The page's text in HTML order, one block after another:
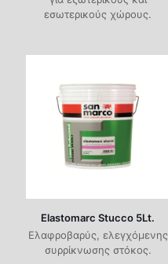
εσωτερικούς χώρους.
Elastomarc Stucco 5Lt.
Ελαφροβαρύς, ελεγχόμενης
συρρίκνωσης στόκος.